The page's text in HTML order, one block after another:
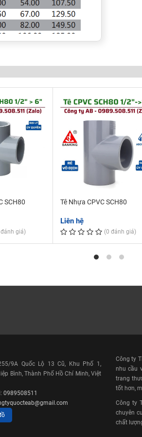
cao cấp vì vậy sản
và lão hóa dưới ánh
dễ dàng kết nối.
nhám thấp chống bám
năng chống ăn mòn và
ăn mòn đồng thời
có không gian hẹp.
SCH80
đánh giá)
Tê Nhựa CPVC SCH80
Liên hệ
(0 đánh giá)
9A Quốc Lộ 13 Cũ, Khu Phố 1,
Bình, Thành Phố Hồ Chí Minh, Việt
0989508511
Công ty
nhu cầu
trang
tốt hơn,
Công ty
chuyên
chất